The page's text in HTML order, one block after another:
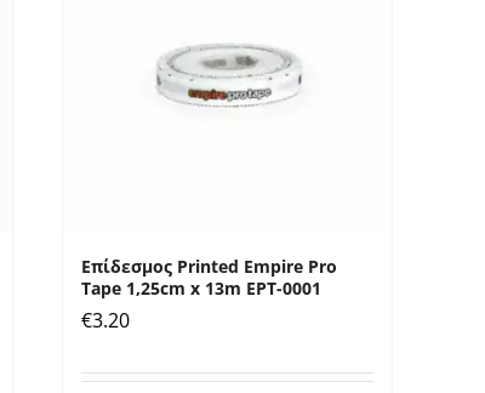
Επίδεσμος Printed Empire Pro
Tape 1,25cm x 13m EPT-0001
€3.20